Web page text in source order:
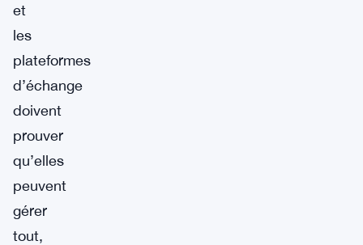
et
les
plateformes
d’échange
doivent
prouver
qu’elles
peuvent
gérer
tout,